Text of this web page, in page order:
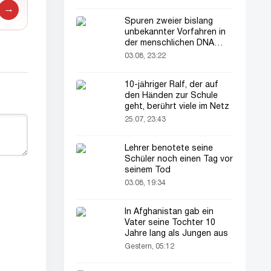
→
Spuren zweier bislang
unbekannter Vorfahren in
der menschlichen DNA
entdeckt
03.08, 23:22
10-jähriger Ralf, der auf
den Händen zur Schule
geht, berührt viele im Netz
25.07, 23:43
Lehrer benotete seine
Schüler noch einen Tag vor
seinem Tod
03.08, 19:34
In Afghanistan gab ein
Vater seine Tochter 10
Jahre lang als Jungen aus
Gestern, 05:12